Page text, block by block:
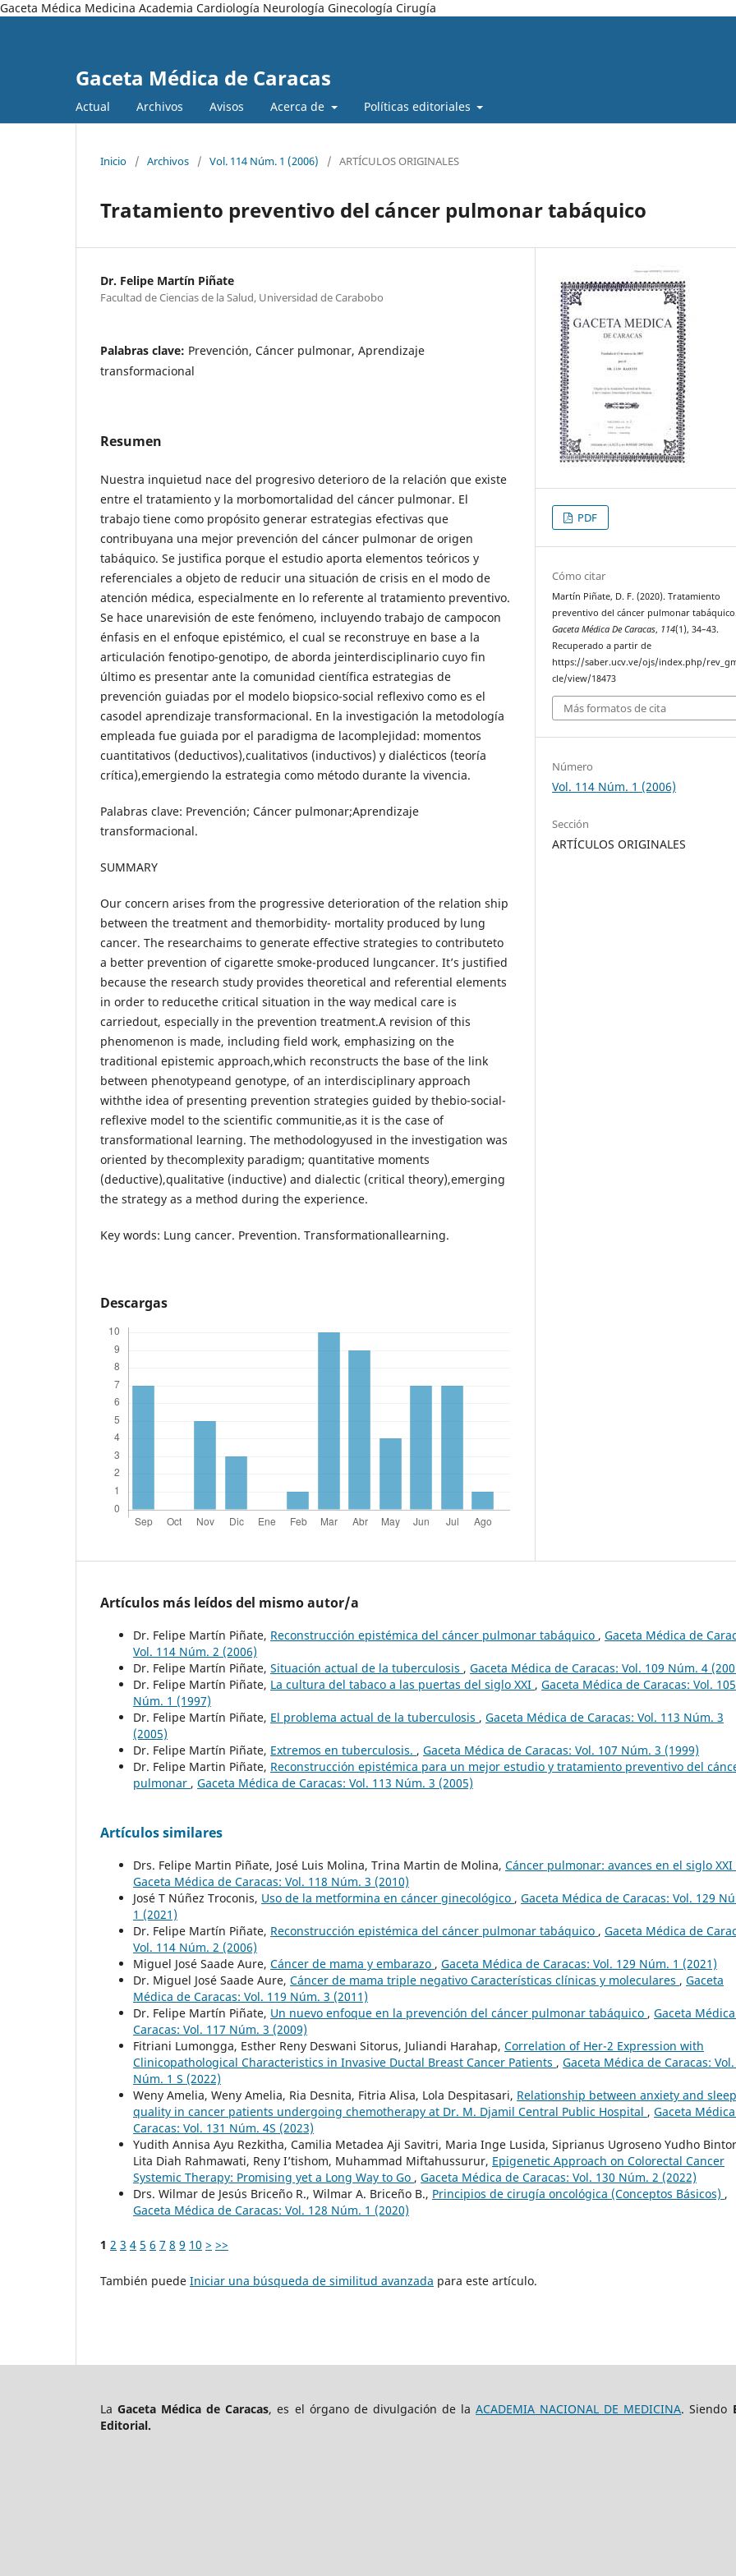
Gaceta Médica Medicina Academia Cardiología Neurología Ginecología Cirugía
Gaceta Médica de Caracas
Actual Archivos Avisos Acerca de Políticas editoriales
Inicio / Archivos / Vol. 114 Núm. 1 (2006) / ARTÍCULOS ORIGINALES
Tratamiento preventivo del cáncer pulmonar tabáquico
Dr. Felipe Martín Piñate
Facultad de Ciencias de la Salud, Universidad de Carabobo
Palabras clave: Prevención, Cáncer pulmonar, Aprendizaje
transformacional
Resumen
Nuestra inquietud nace del progresivo deterioro de la relación que existe
entre el tratamiento y la morbomortalidad del cáncer pulmonar. El
trabajo tiene como propósito generar estrategias efectivas que
contribuyana una mejor prevención del cáncer pulmonar de origen
tabáquico. Se justifica porque el estudio aporta elementos teóricos y
referenciales a objeto de reducir una situación de crisis en el modo de
atención médica, especialmente en lo referente al tratamiento preventivo.
Se hace unarevisión de este fenómeno, incluyendo trabajo de campocon
énfasis en el enfoque epistémico, el cual se reconstruye en base a la
articulación fenotipo-genotipo, de aborda jeinterdisciplinario cuyo fin
último es presentar ante la comunidad científica estrategias de
prevención guiadas por el modelo biopsico-social reflexivo como es el
casodel aprendizaje transformacional. En la investigación la metodología
empleada fue guiada por el paradigma de lacomplejidad: momentos
cuantitativos (deductivos),cualitativos (inductivos) y dialécticos (teoría
crítica),emergiendo la estrategia como método durante la vivencia.
Palabras clave: Prevención; Cáncer pulmonar;Aprendizaje
transformacional.
SUMMARY
Our concern arises from the progressive deterioration of the relation ship
between the treatment and themorbidity- mortality produced by lung
cancer. The researchaims to generate effective strategies to contributeto
a better prevention of cigarette smoke-produced lungcancer. It’s justified
because the research study provides theoretical and referential elements
in order to reducethe critical situation in the way medical care is
carriedout, especially in the prevention treatment.A revision of this
phenomenon is made, including field work, emphasizing on the
traditional epistemic approach,which reconstructs the base of the link
between phenotypeand genotype, of an interdisciplinary approach
withthe idea of presenting prevention strategies guided by thebio-social-
reflexive model to the scientific communitie,as it is the case of
transformational learning. The methodologyused in the investigation was
oriented by thecomplexity paradigm; quantitative moments
(deductive),qualitative (inductive) and dialectic (critical theory),emerging
the strategy as a method during the experience.
Key words: Lung cancer. Prevention. Transformationallearning.
Descargas
PDF
Cómo citar
Martín Piñate, D. F. (2020). Tratamiento
preventivo del cáncer pulmonar tabáquico.
Gaceta Médica De Caracas, 114(1), 34–43.
Recuperado a partir de
https://saber.ucv.ve/ojs/index.php/
cle/view/18473
Más formatos de cita
Número
Vol. 114 Núm. 1 (2006)
Sección
ARTÍCULOS ORIGINALES
Artículos más leídos del mismo autor/a
Dr. Felipe Martín Piñate, Reconstrucción epistémica del cáncer pulmonar tabáquico , Gaceta Médica de
Vol. 114 Núm. 2 (2006)
Dr. Felipe Martín Piñate, Situación actual de la tuberculosis , Gaceta Médica de Caracas: Vol. 109 Núm. 4
Dr. Felipe Martín Piñate, La cultura del tabaco a las puertas del siglo XXI , Gaceta Médica de Caracas: Vol. 105
Núm. 1 (1997)
Dr. Felipe Martín Piñate, El problema actual de la tuberculosis , Gaceta Médica de Caracas: Vol. 113 Núm. 3
(2005)
Dr. Felipe Martín Piñate, Extremos en tuberculosis. , Gaceta Médica de Caracas: Vol. 107 Núm. 3 (1999)
Dr. Felipe Martin Piñate, Reconstrucción epistémica para un mejor estudio y tratamiento preventivo del
pulmonar , Gaceta Médica de Caracas: Vol. 113 Núm. 3 (2005)
Artículos similares
Drs. Felipe Martin Piñate, José Luis Molina, Trina Martin de Molina, Cáncer pulmonar: avances en el siglo XXI
Gaceta Médica de Caracas: Vol. 118 Núm. 3 (2010)
José T Núñez Troconis, Uso de la metformina en cáncer ginecológico , Gaceta Médica de Caracas: Vol. 129
1 (2021)
Dr. Felipe Martín Piñate, Reconstrucción epistémica del cáncer pulmonar tabáquico , Gaceta Médica de
Vol. 114 Núm. 2 (2006)
Miguel José Saade Aure, Cáncer de mama y embarazo , Gaceta Médica de Caracas: Vol. 129 Núm. 1 (2021)
Dr. Miguel José Saade Aure, Cáncer de mama triple negativo Características clínicas y moleculares , Gaceta
Médica de Caracas: Vol. 119 Núm. 3 (2011)
Dr. Felipe Martín Piñate, Un nuevo enfoque en la prevención del cáncer pulmonar tabáquico , Gaceta
Caracas: Vol. 117 Núm. 3 (2009)
Fitriani Lumongga, Esther Reny Deswani Sitorus, Juliandi Harahap, Correlation of Her-2 Expression with
Clinicopathological Characteristics in Invasive Ductal Breast Cancer Patients , Gaceta Médica de Caracas:
Núm. 1 S (2022)
Weny Amelia, Weny Amelia, Ria Desnita, Fitria Alisa, Lola Despitasari, Relationship between anxiety and sleep
quality in cancer patients undergoing chemotherapy at Dr. M. Djamil Central Public Hospital , Gaceta
Caracas: Vol. 131 Núm. 4S (2023)
Yudith Annisa Ayu Rezkitha, Camilia Metadea Aji Savitri, Maria Inge Lusida, Siprianus Ugroseno Yudho
Lita Diah Rahmawati, Reny I’tishom, Muhammad Miftahussurur, Epigenetic Approach on Colorectal Cancer
Systemic Therapy: Promising yet a Long Way to Go , Gaceta Médica de Caracas: Vol. 130 Núm. 2 (2022)
Drs. Wilmar de Jesús Briceño R., Wilmar A. Briceño B., Principios de cirugía oncológica (Conceptos Básicos) ,
Gaceta Médica de Caracas: Vol. 128 Núm. 1 (2020)
1 2 3 4 5 6 7 8 9 10 > >>
También puede Iniciar una búsqueda de similitud avanzada para este artículo.
LaGaceta Médica de Caracas, es el órgano de divulgación de laACADEMIA NACIONAL DE MEDICINA. Siendo
Editorial.